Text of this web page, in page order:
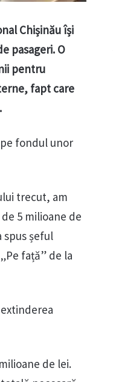
Chișinău își
pasageri. O
pentru
fapt care
fondul unor
trecut, am
5 milioane de
spus șeful
față” de la
de lei.